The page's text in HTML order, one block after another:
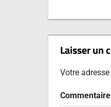
Laisser un
Votre